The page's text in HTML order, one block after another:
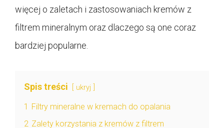
więcej o zaletach i zastosowaniach kremów z
filtrem mineralnym oraz dlaczego są one coraz
bardziej popularne.
Spis treści ukryj
1 Filtry mineralne w kremach do opalania
2 Zalety korzystania z kremów z filtrem